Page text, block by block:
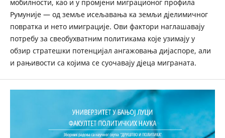
мобилности, као и у промјени миграционог профила
Румуније — од земље исељавања ка земљи дјелимичног
повратка и нето имиграције. Ови фактори наглашавају
потребу за свеобухватним политикама које узимају у
обзир стратешки потенцијал ангажовања дијаспоре, али
и рањивости са којима се суочавају дјеца миграната.